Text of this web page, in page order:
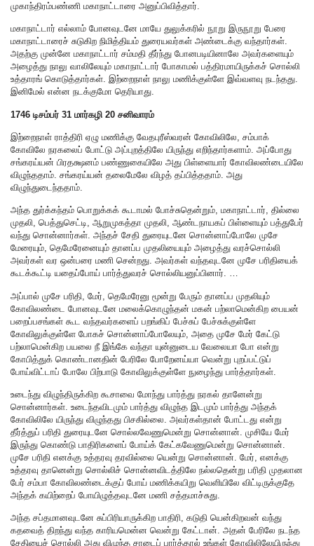
முகாந்திரம்பண்ணி மகாநாட்டாரை அனுப்பிவித்தார்.
மகாநாட்டார் எல்லாம் போனவுடனே மாயே துலுக்கரில் நூறு இருநூறு பேரை
மகாநாட்டாரைச் சுடுகிற நிமித்தியம் துரையவர்கள் அண்டைக்கு வந்தார்கள்.
அதற்கு முன்னே மகாநாட்டார் சம்மதி தீர்ந்து போனபடியினாலே அவர்களையும்
அழைத்து நாலு வாலிலேயும் மகாநாட்டார் போகாமல் பத்திரமாயிருக்கச் சொல்லி
உத்தாரங் கொடுத்தார்கள். இற்றைநாள் நாலு மணிக்குள்ளே இவ்வளவு நடந்தது.
இனிமேல் என்ன நடக்குமோ தெரியாது.
1746 டிசம்பர் 31 மார்கழி 20 சனிவாரம்
இற்றைநாள் ராத்திரி ஏழு மணிக்கு வேதபுரீஸ்வரன் கோவிலிலே, சம்பாக்
கோவிலே நரகலைப் போட்டு அப்புறத்திலே யிருந்து எறிந்தார்களாம். அப்போது
சங்கரய்யன் பிரதக்ஷனம் பண்ணுகையிலே அது பிள்ளையார் கோவிலண்டையிலே
விழுந்ததாம். சங்கரய்யன் தலைமேலே விழத் தப்பித்ததாம். அது
விழுந்துடைந்ததாம்.
அந்த துர்க்கந்தம் பொறுக்கக் கூடாமல் போச்சுதென்றும், மகாநாட்டார், தில்லை
முதலி, பெத்துசெட்டி, ஆறுமுகத்தா முதலி, ஆண்டநாயகப் பிள்ளையும் பத்துபேர்
வந்து சொன்னார்கள். அந்தச் சேதி துரையுடனே சொன்னாப்போலே முசே
மேரையும், தெமேரேனையும் தானப்ப முதலியையும் அழைத்து வரச்சொல்லி
அவர்கள் வர ஒன்பரை மணி சென்றது. அவர்கள் வந்தவுடனே முசே பரிதியைக்
கூடக்கூட்டி யதைப்போய் பார்த்துவரச் சொல்லியனுப்பினார். …
அப்பால் முசே பரிதி, மேர், தெமேரேனு மூன்று பேரும் தானப்ப முதலியும்
கோவிலண்டை போனவுடனே மலைக்கொழுந்தன் மகன் பற்லாமென்கிற பையன்
பறைப்பசங்கள் கூட வந்தவர்களைப் பறங்கிப் பேச்சுப் பேச்சுக்குள்ளே
கோவிலுக்குள்ளே போகச் சொன்னாப்போலேயும், அதை முசே மேர் கேட்டு
பற்லாமென்கிற பயலை நீ இங்கே வந்தா யுன்னுடைய வேலையா போ என்று
கோபித்துக் கொண்டானதின் பேரிலே போறேனய்யா வென்று புறப்பட்டுப்
போய்விட்டாப் போலே பிற்பாடு கோவிலுக்குள்ளே நுழைந்து பார்த்தார்கள்.
உடைந்து விழுந்திருக்கிற கூசாவை மோந்து பார்த்து நரகல் தானேன்று
சொன்னார்கள். உடைந்தவிடமும் பார்த்து விழுந்த இடமும் பார்த்து அந்தக்
கோவிலிலே யிருந்து விழுந்தது பிசகில்லை. அவர்கள்தான் போட்டது என்று
தீர்த்துப் பரிதி துரையுடனே சொல்லவேணுமென்று சொன்னான். முசியே மேர்
இருந்து கொண்டு பாதிரிகளைப் போய்க் கேட்கவேணுமென்று சொன்னான்.
முசே பரிதி எனக்கு உத்தரவு தரவில்லை யென்று சொன்னான். மேர், எனக்கு
உத்தரவு தானென்று சொல்லிச் சொன்னவிடத்திலே நல்லதென்று பரிதி முதலான
பேர் சம்பா கோவிலண்டைக்குப் போய் மணிக்கயிறு வெளியிலே விட்டிருக்குதே
அந்தக் கயிற்றைப் போயிழுத்தவுடனே மணி சத்தமாச்சுது.
அந்த சப்தமானவுடனே சுப்பிரியாருக்கிற பாதிரி, கடுதி யென்கிறவன் வந்து
கதவைத் திறந்து வந்த காரியமென்ன வென்று கேட்டான். அதன் பேரிலே நடந்த
சேதியைச் சொல்லி அது விழுந்த சாடைப் பார்த்தால் உங்கள் கோவிலிலேயிருந்து